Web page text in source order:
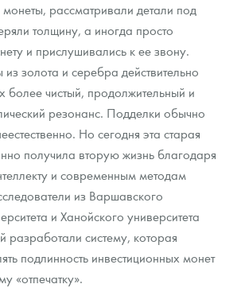
обитатели глубин"
коллекционных монет
металлов
Cookies
и защите персональных данных
рассматривали детали под
толщину, а иногда просто
и прислушивались к ее звону.
золота и серебра действительно
более чистый, продолжительный и
резонанс. Подделки обычно
Но сегодня эта старая
получила вторую жизнь благодаря
и современным методам
из Варшавского
и Ханойского университета
разработали систему, которая
подлинность инвестиционных монет
«отпечатку».